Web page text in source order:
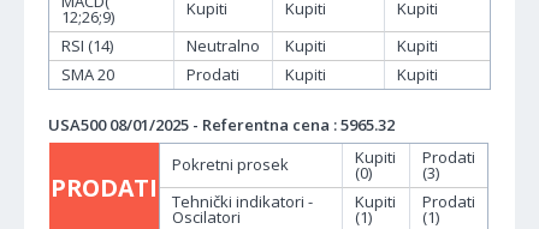
12;26;9) Kupiti Kupiti
Kupiti
RSI (14)
Neutralno Kupiti
Kupiti
SMA 20
Prodati Kupiti Kupiti
USA500 08/01/2025 - Referentna cena : 5965.32
PRODATI
Pokretni prosek Kupiti
(0)
Prodati
(3)
Tehnički indikatori -
Oscilatori
Kupiti
(1)
Prodati
(1)